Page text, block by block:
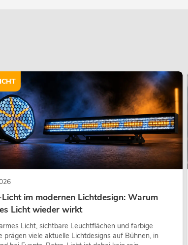
im modernen Lichtdesign: Warum
Licht wieder wirkt
Licht, sichtbare Leuchtflächen und farbige
prägen viele aktuelle Lichtdesigns auf Bühnen, in